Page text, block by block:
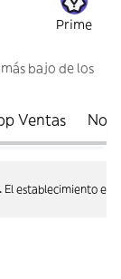
Prime
bajo de los
Ventas
El establecimiento